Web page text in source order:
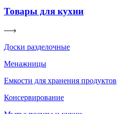
Товары для кухни
Доски разделочные
Менажницы
Емкости для хранения продуктов
Консервирование